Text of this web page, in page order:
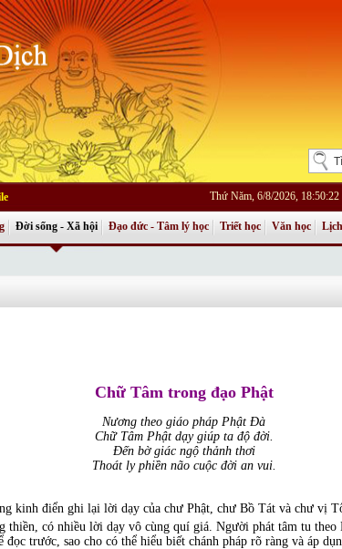
Thứ Năm, 6/8/2026,
Đời sống - Xã hội Đạo đức - Tâm lý học Triết học Văn học
Chữ Tâm trong đạo Phật
Nương theo giáo pháp Phật Ðà
Chữ Tâm Phật dạy giúp ta độ đời.
Ðến bờ giác ngộ thảnh thơi
Thoát ly phiền não cuộc đời an vui.
kinh điển ghi lại lời dạy của chư Phật, chư Bồ Tát và chư vị
thiền, có nhiều lời dạy vô cùng quí giá. Người phát tâm tu theo
đọc trước, sao cho có thể hiểu biết chánh pháp rõ ràng và áp